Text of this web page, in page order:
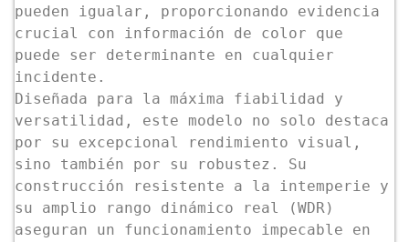
pueden igualar, proporcionando evidencia
crucial con información de color que
puede ser determinante en cualquier
incidente.
Diseñada para la máxima fiabilidad y
versatilidad, este modelo no solo destaca
por su excepcional rendimiento visual,
sino también por su robustez. Su
construcción resistente a la intemperie y
su amplio rango dinámico real (WDR)
aseguran un funcionamiento impecable en